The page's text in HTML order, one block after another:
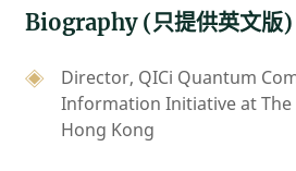
Biography (只提供英文版)
Director, QICi Quantum
Information Initiative at
Hong Kong